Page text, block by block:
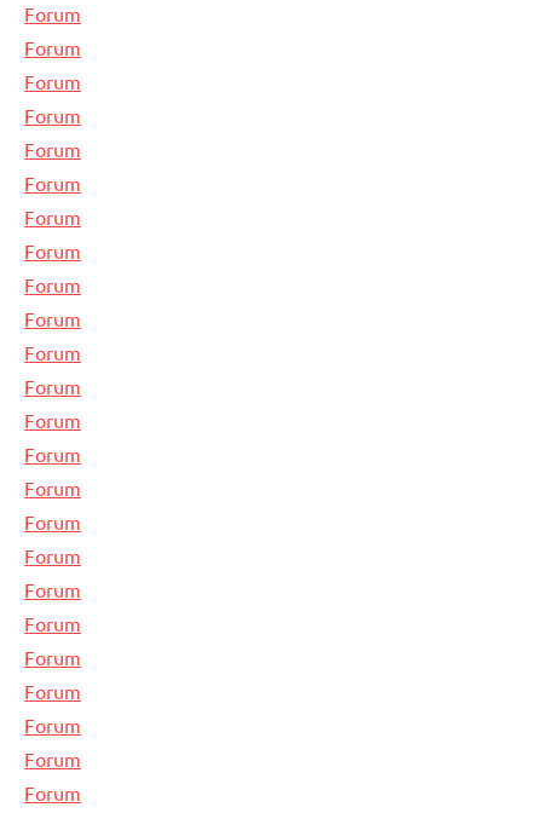
Forum
Forum
Forum
Forum
Forum
Forum
Forum
Forum
Forum
Forum
Forum
Forum
Forum
Forum
Forum
Forum
Forum
Forum
Forum
Forum
Forum
Forum
Forum
Forum